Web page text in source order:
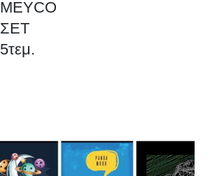
MEYCO
ΣΕΤ
5τεμ.